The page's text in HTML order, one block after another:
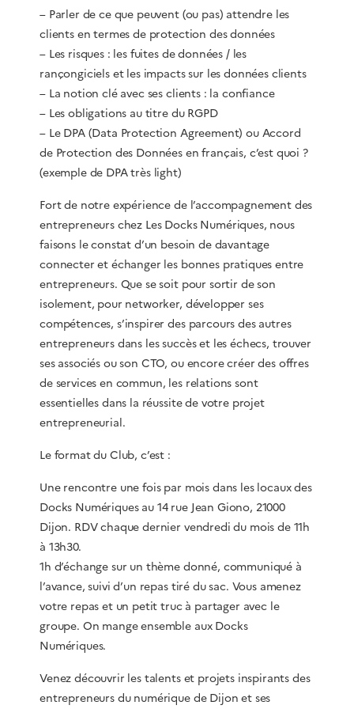
– Parler de ce que peuvent (ou pas) attendre les
clients en termes de protection des données
– Les risques : les fuites de données / les
rançongiciels et les impacts sur les données clients
– La notion clé avec ses clients : la confiance
– Les obligations au titre du RGPD
– Le DPA (Data Protection Agreement) ou Accord
de Protection des Données en français, c’est quoi ?
(exemple de DPA très light)
Fort de notre expérience de l’accompagnement des
entrepreneurs chez Les Docks Numériques, nous
faisons le constat d’un besoin de davantage
connecter et échanger les bonnes pratiques entre
entrepreneurs. Que se soit pour sortir de son
isolement, pour networker, développer ses
compétences, s’inspirer des parcours des autres
entrepreneurs dans les succès et les échecs, trouver
ses associés ou son CTO, ou encore créer des offres
de services en commun, les relations sont
essentielles dans la réussite de votre projet
entrepreneurial.
Le format du Club, c’est :
Une rencontre une fois par mois dans les locaux des
Docks Numériques au 14 rue Jean Giono, 21000
Dijon. RDV chaque dernier vendredi du mois de 11h
à 13h30.
1h d’échange sur un thème donné, communiqué à
l’avance, suivi d’un repas tiré du sac. Vous amenez
votre repas et un petit truc à partager avec le
groupe. On mange ensemble aux Docks
Numériques.
Venez découvrir les talents et projets inspirants des
entrepreneurs du numérique de Dijon et ses